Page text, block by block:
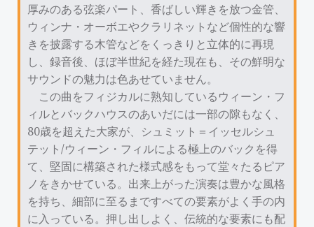
厚みのある弦楽パート、香ばしい輝きを放つ金管、
ウィンナ・オーボエやクラリネットなど個性的な響
きを披露する木管などをくっきりと立体的に再現
し、録音後、ほぼ半世紀を経た現在も、その鮮明な
サウンドの魅力は色あせていません。
この曲をフィジカルに熟知しているウィーン・フ
ィルとバックハウスのあいだには一部の隙もなく、
80歳を超えた大家が、シュミット＝イッセルシュ
テット/ウィーン・フィルによる極上のバックを得
て、堅固に構築された様式感をもって堂々たるピア
ノをきかせている。出来上がった演奏は豊かな風格
を持ち、細部に至るまですべての要素がよく手の内
に入っている。押し出しよく、伝統的な要素にも配